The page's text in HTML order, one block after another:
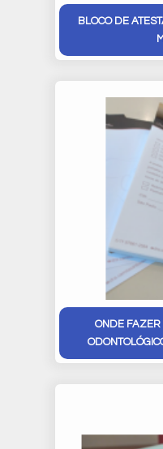
BLOCO DE
ONDE FAZER